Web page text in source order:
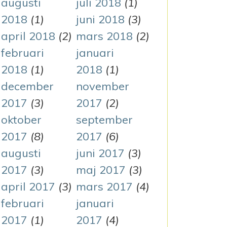
2018 (1)
juni 2018 (3)
april 2018 (2) mars 2018 (2)
februari
2018 (1)
januari
2018 (1)
december
2017 (3)
november
2017 (2)
oktober
2017 (8)
september
2017 (6)
augusti
2017 (3)
juni 2017 (3)
maj 2017 (3)
april 2017 (3) mars 2017 (4)
februari
2017 (1)
januari
2017 (4)